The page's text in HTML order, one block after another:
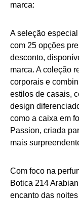
marca:
A seleção
com 25 opções
desconto,
marca. A coleção
corporais e
estilos de casais,
design
como a caixa em
Passion, criada
mais
Com foco na
Botica 214
encanto das